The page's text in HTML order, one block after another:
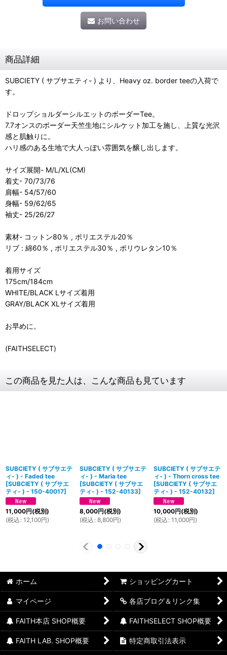
お問い合わせ
商品詳細
SUBCIETY ( サブサエティ- ) より、Heavy oz. border teeの入荷で
す。
ドロップショルダーシルエットのボーダーTee。
7.7オンスのボーダー天竺生地にシルケット加工を施し、上質な光沢
感と肌触りに。
ハリ感のある生地で大人っぽい雰囲気を醸し出します。
サイズ展開- M/L/XL(CM)
着丈- 70/73/76
肩幅- 54/57/60
身幅- 59/62/65
袖丈- 25/26/27
素材- コットン80％ , ポリエステル20％
リブ : 綿60％ , ポリエステル30％ , ポリウレタン10％
着用サイズ
175cm/184cm
WHITE/BLACK Lサイズ着用
GRAY/BLACK XLサイズ着用
お早めに。
(FAITHSELECT)
この商品を見た人は、こんな商品も見ています
SUBCIETY ( サブサエテ
ィ- ) - Faded tee
[SUBCIETY ( サブサエ
ティ- ) - 150-40017]
11,000円(税別)
(税込 : 12,100円)
SUBCIETY ( サブサエテ
ィ- ) - Maria tee
[SUBCIETY ( サブサエ
ティ- ) - 152-40133]
8,000円(税別)
(税込 : 8,800円)
SUBCIETY ( サブサエテ
ィ- ) - Thorn cross tee
[SUBCIETY ( サブサエ
ティ- ) - 152-40132]
10,000円(税別)
(税込 : 11,000円)
ホーム ショッピングカート
マイページ 各店ブログ＆リンク集
FAITH本店 SHOP概要 FAITHSELECT SHOP概要
FAITH LAB. SHOP概要 特定商取引法表示